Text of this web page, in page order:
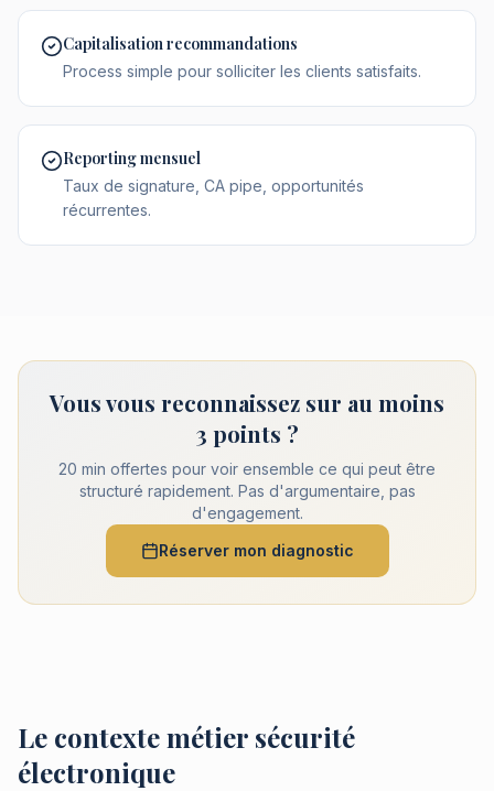
Capitalisation recommandations
Process simple pour solliciter les clients satisfaits.
Reporting mensuel
Taux de signature, CA pipe, opportunités
récurrentes.
Vous vous reconnaissez sur au moins
3 points ?
20 min offertes pour voir ensemble ce qui peut être
structuré rapidement. Pas d'argumentaire, pas
d'engagement.
Réserver mon diagnostic
Le contexte métier sécurité
électronique